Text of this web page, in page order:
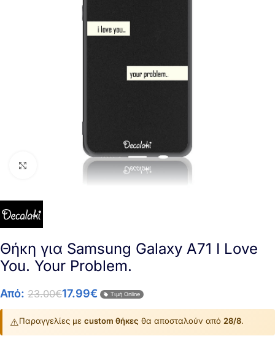
Click to enlarge
Θήκη για Samsung Galaxy A71 I Love
You. Your Problem.
Από: 23.00€17.99€ Τιμή Online
⚠️Παραγγελίες με custom θήκες θα αποσταλούν από 28/8.